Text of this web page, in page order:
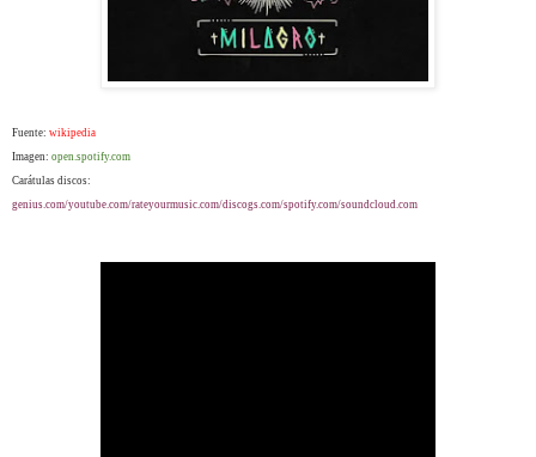
Fuente: wikipedia
Imagen: open.spotify.com
Carátulas discos:
genius.com/youtube.com/rateyourmusic.com/discogs.com/spotify.com/soundcloud.com